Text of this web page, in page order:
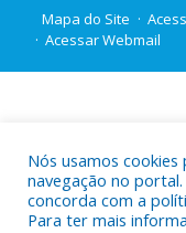
Mapa do Site
Acessar Webmail
Nós usamos
navegação no
concorda com a
Para ter mais